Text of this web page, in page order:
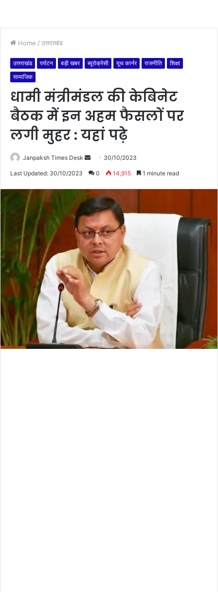
Home / उत्तराखंड
उत्तराखंड पर्यटन बड़ी खबर ब्यूरोक्रेसी यूथ कार्नर राजनीति
शिक्षा
सामाजिक
धामी मंत्रीमंडल की केबिनेट
बैठक में इन अहम फैसलों पर
लगी मुहर : यहां पढ़े
Janpaksh Times Desk
e
n
e
m
a
i
l
30/10/2023
Last Updated: 30/10/2023 0 14,915 1 minute read